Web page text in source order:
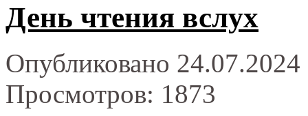
День чтения вслух
Опубликовано
Просмотров: 1873